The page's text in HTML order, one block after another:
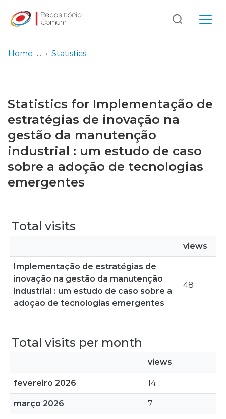
Browse repository
Entities
Log
In
(current)
Home Statistics
Statistics for Implementação de
estratégias de inovação na
gestão da manutenção
industrial : um estudo de caso
sobre a adoção de tecnologias
emergentes
Total visits
views
Implementação de estratégias de
inovação na gestão da manutenção
industrial : um estudo de caso sobre a
adoção de tecnologias emergentes
48
Total visits per month
views
fevereiro 2026 14
março 2026 7